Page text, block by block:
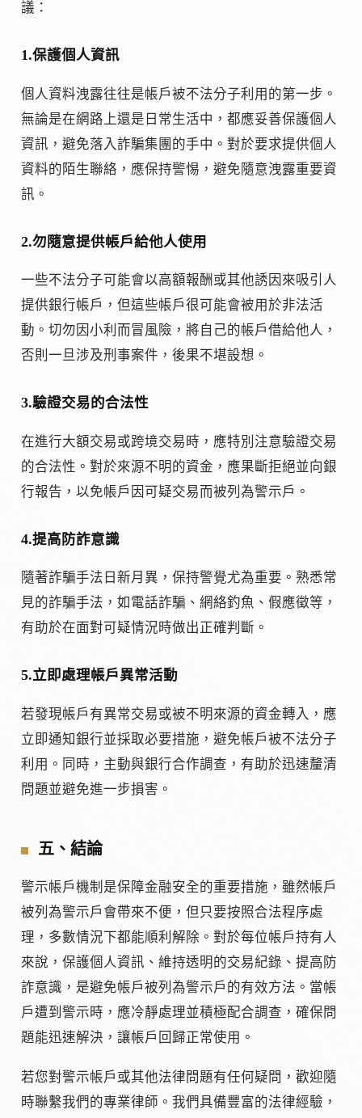
議：
1.保護個人資訊
個人資料洩露往往是帳戶被不法分子利用的第一步。
無論是在網路上還是日常生活中，都應妥善保護個人
資訊，避免落入詐騙集團的手中。對於要求提供個人
資料的陌生聯絡，應保持警惕，避免隨意洩露重要資
訊。
2.勿隨意提供帳戶給他人使用
一些不法分子可能會以高額報酬或其他誘因來吸引人
提供銀行帳戶，但這些帳戶很可能會被用於非法活
動。切勿因小利而冒風險，將自己的帳戶借給他人，
否則一旦涉及刑事案件，後果不堪設想。
3.驗證交易的合法性
在進行大額交易或跨境交易時，應特別注意驗證交易
的合法性。對於來源不明的資金，應果斷拒絕並向銀
行報告，以免帳戶因可疑交易而被列為警示戶。
4.提高防詐意識
隨著詐騙手法日新月異，保持警覺尤為重要。熟悉常
見的詐騙手法，如電話詐騙、網絡釣魚、假應徵等，
有助於在面對可疑情況時做出正確判斷。
5.立即處理帳戶異常活動
若發現帳戶有異常交易或被不明來源的資金轉入，應
立即通知銀行並採取必要措施，避免帳戶被不法分子
利用。同時，主動與銀行合作調查，有助於迅速釐清
問題並避免進一步損害。
五、結論
警示帳戶機制是保障金融安全的重要措施，雖然帳戶
被列為警示戶會帶來不便，但只要按照合法程序處
理，多數情況下都能順利解除。對於每位帳戶持有人
來說，保護個人資訊、維持透明的交易紀錄、提高防
詐意識，是避免帳戶被列為警示戶的有效方法。當帳
戶遭到警示時，應冷靜處理並積極配合調查，確保問
題能迅速解決，讓帳戶回歸正常使用。
若您對警示帳戶或其他法律問題有任何疑問，歡迎隨
時聯繫我們的專業律師。我們具備豐富的法律經驗，